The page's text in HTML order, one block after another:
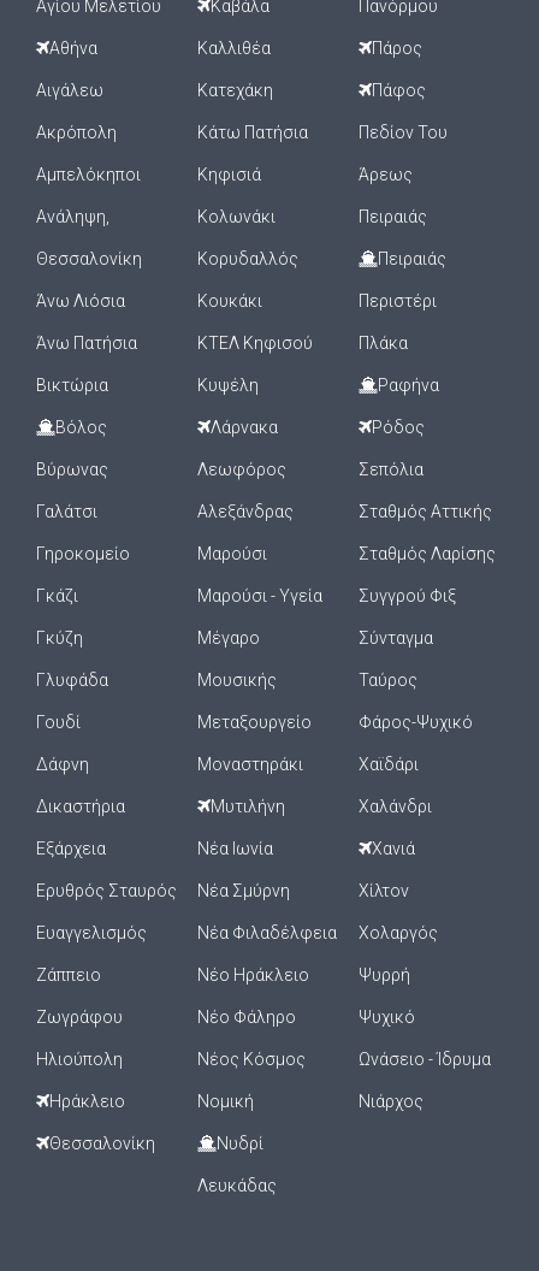
Αγίου Μελετίου
Αθήνα
Αιγάλεω
Ακρόπολη
Αμπελόκηποι
Ανάληψη,
Θεσσαλονίκη
Άνω Λιόσια
Άνω Πατήσια
Βικτώρια
Βόλος
Βύρωνας
Γαλάτσι
Γηροκομείο
Γκάζι
Γκύζη
Γλυφάδα
Γουδί
Δάφνη
Δικαστήρια
Εξάρχεια
Ερυθρός Σταυρός
Ευαγγελισμός
Ζάππειο
Ζωγράφου
Ηλιούπολη
Ηράκλειο
Θεσσαλονίκη
Καβάλα
Καλλιθέα
Κατεχάκη
Κάτω Πατήσια
Κηφισιά
Κολωνάκι
Κορυδαλλός
Κουκάκι
ΚΤΕΛ Κηφισού
Κυψέλη
Λάρνακα
Λεωφόρος
Αλεξάνδρας
Μαρούσι
Μαρούσι - Υγεία
Μέγαρο
Μουσικής
Μεταξουργείο
Μοναστηράκι
Μυτιλήνη
Νέα Ιωνία
Νέα Σμύρνη
Νέα Φιλαδέλφεια
Νέο Ηράκλειο
Νέο Φάληρο
Νέος Κόσμος
Νομική
Νυδρί
Λευκάδας
Πανόρμου
Πάρος
Πάφος
Πεδίον Του
Άρεως
Πειραιάς
Πειραιάς
Περιστέρι
Πλάκα
Ραφήνα
Ρόδος
Σεπόλια
Σταθμός Αττικής
Σταθμός Λαρίσης
Συγγρού Φιξ
Σύνταγμα
Ταύρος
Φάρος-Ψυχικό
Χαϊδάρι
Χαλάνδρι
Χανιά
Χίλτον
Χολαργός
Ψυρρή
Ψυχικό
Ωνάσειο - Ίδρυμα
Νιάρχος